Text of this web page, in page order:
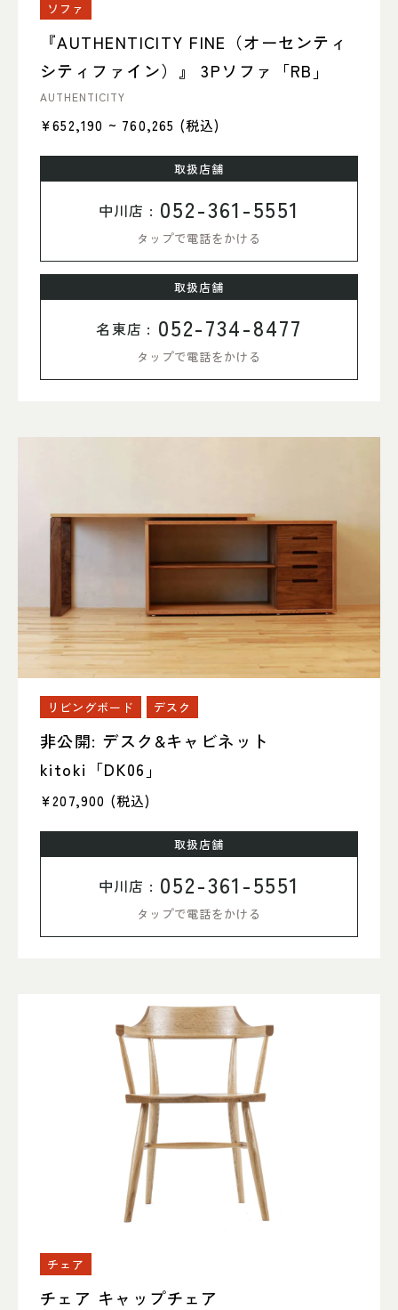
ソファ
『AUTHENTICITY FINE（オーセンティ
シティファイン）』 3Pソファ「RB」
AUTHENTICITY
¥652,190 ~ 760,265 (税込)
取扱店舗
中川店 : 052-361-5551
タップで電話をかける
取扱店舗
名東店 : 052-734-8477
タップで電話をかける
リビングボード デスク
非公開: デスク&キャビネット
kitoki「DK06」
¥207,900 (税込)
取扱店舗
中川店 : 052-361-5551
タップで電話をかける
チェア
チェア キャップチェア